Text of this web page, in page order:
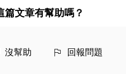
篇文章有幫助嗎？
沒幫助 回報問題